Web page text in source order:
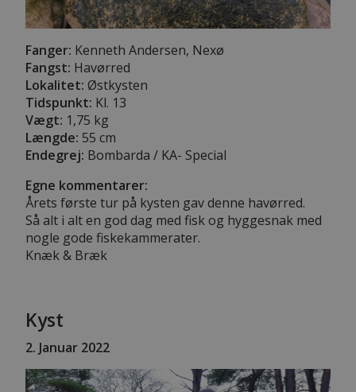
Fanger: Kenneth Andersen, Nexø
Fangst: Havørred
Lokalitet: Østkysten
Tidspunkt: Kl. 13
Vægt: 1,75 kg
Længde: 55 cm
Endegrej: Bombarda / KA- Special
Egne kommentarer:
Årets første tur på kysten gav denne havørred.
Så alt i alt en god dag med fisk og hyggesnak med
nogle gode fiskekammerater.
Knæk & Bræk
Kyst
2. Januar 2022